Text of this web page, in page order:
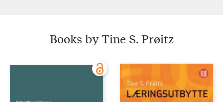
Books by Tine S. Prøitz